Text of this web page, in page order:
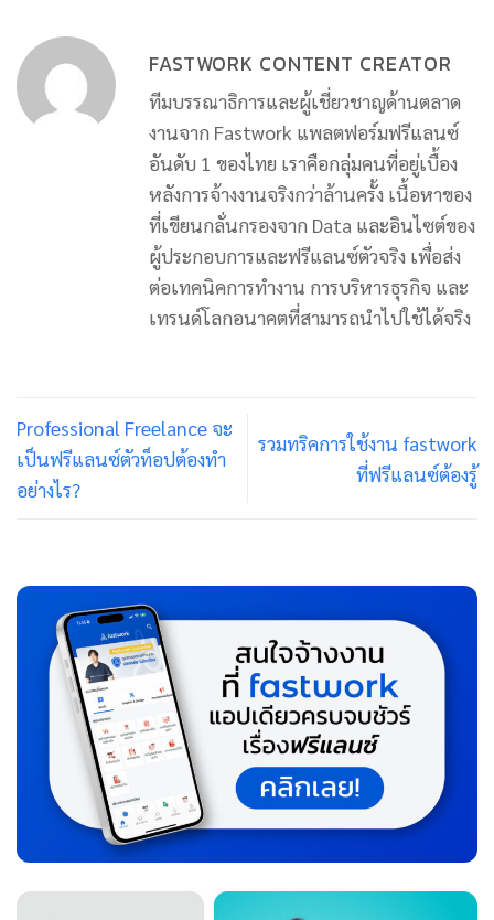
FASTWORK CONTENT CREATOR
ทีมบรรณาธิการและผู้เชี่ยวชาญด้านตลาด
งานจาก Fastwork แพลตฟอร์มฟรีแลนซ์
อันดับ 1 ของไทย เราคือกลุ่มคนที่อยู่เบื้อง
หลังการจ้างงานจริงกว่าล้านครั้ง เนื้อหาของ
ที่เขียนกลั่นกรองจาก Data และอินไซต์ของ
ผู้ประกอบการและฟรีแลนซ์ตัวจริง เพื่อส่ง
ต่อเทคนิคการทำงาน การบริหารธุรกิจ และ
เทรนด์โลกอนาคตที่สามารถนำไปใช้ได้จริง
Professional Freelance จะ
เป็นฟรีแลนซ์ตัวท็อปต้องทำ
อย่างไร?
รวมทริคการใช้งาน fastwork
ที่ฟรีแลนซ์ต้องรู้